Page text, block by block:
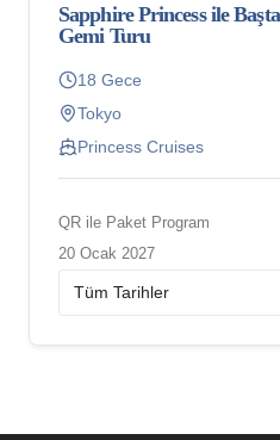
Sapphire Princess ile
Gemi Turu
18 Gece
Tokyo
Princess Cruises
QR ile Paket Program
20 Ocak 2027